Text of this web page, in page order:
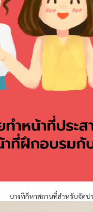
บางทีก็หาสถานที่สำหรับจัดป